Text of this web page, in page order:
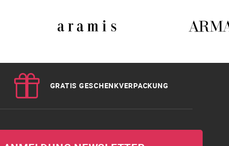
GRATIS GESCHENKVERPACKUNG